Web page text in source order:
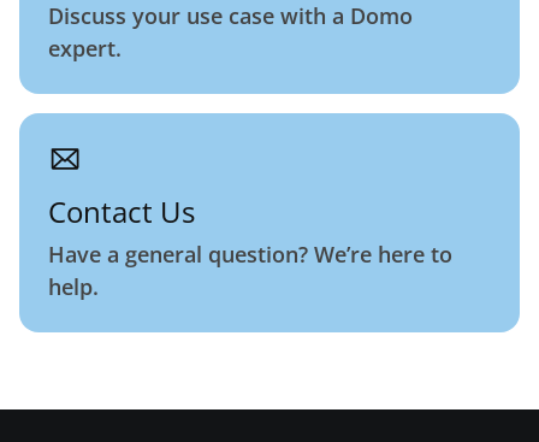
Discuss your use case with a Domo
expert.
Contact Us
Have a general question? We’re here to
help.